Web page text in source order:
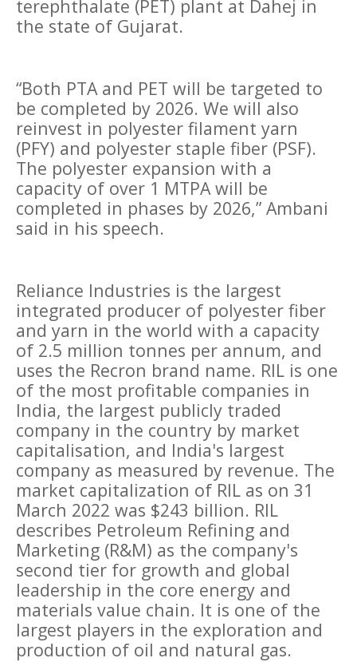
terephthalate (PET) plant at Dahej in
the state of Gujarat.
“Both PTA and PET will be targeted to
be completed by 2026. We will also
reinvest in polyester filament yarn
(PFY) and polyester staple fiber (PSF).
The polyester expansion with a
capacity of over 1 MTPA will be
completed in phases by 2026,” Ambani
said in his speech.
Reliance Industries is the largest
integrated producer of polyester fiber
and yarn in the world with a capacity
of 2.5 million tonnes per annum, and
uses the Recron brand name. RIL is one
of the most profitable companies in
India, the largest publicly traded
company in the country by market
capitalisation, and India's largest
company as measured by revenue. The
market capitalization of RIL as on 31
March 2022 was $243 billion. RIL
describes Petroleum Refining and
Marketing (R&M) as the company's
second tier for growth and global
leadership in the core energy and
materials value chain. It is one of the
largest players in the exploration and
production of oil and natural gas.